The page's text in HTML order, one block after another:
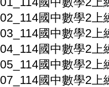
02_114國中數學2上
03_114國中數學2上
04_114國中數學2上
05_114國中數學2上
07_114國中數學2上